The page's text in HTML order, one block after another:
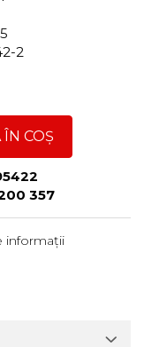
2
COȘ
357
informații